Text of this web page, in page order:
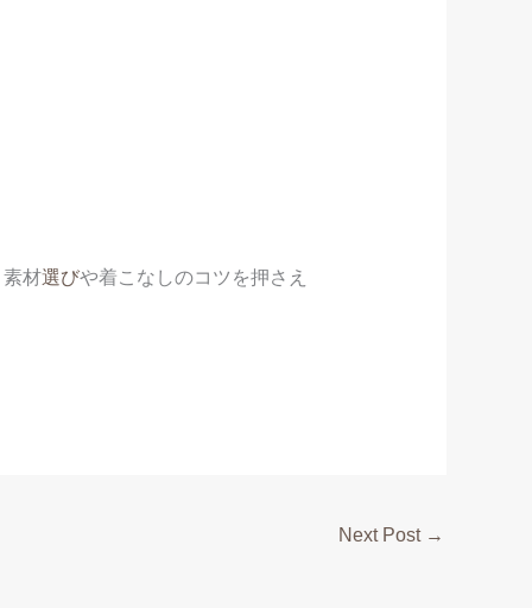
材選びや着こなしのコツを押さえ
Next Post →